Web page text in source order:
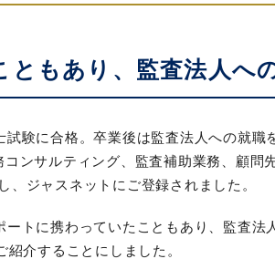
ともあり、監査法人へ
験に合格。卒業後は監査法人への就
ンサルティング、監査補助業務、顧
、ジャスネットにご登録されました。
トに携わっていたこともあり、監査
介することにしました。